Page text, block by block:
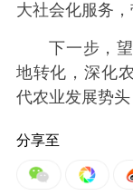
大社会化服务
下一步，
地转化，深化
代农业发展势头
分享至